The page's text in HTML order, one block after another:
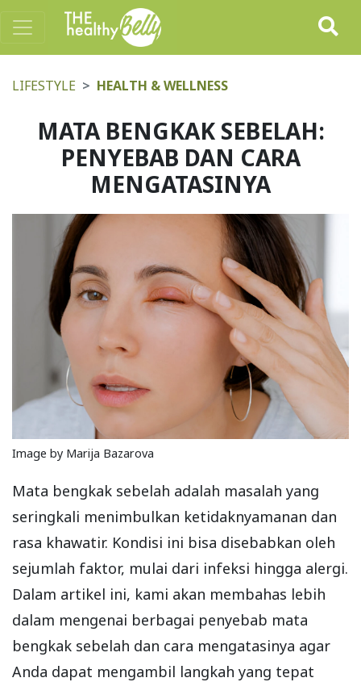
LIFESTYLE HEALTH & WELLNESS
MATA BENGKAK SEBELAH:
PENYEBAB DAN CARA
MENGATASINYA
Image by Marija Bazarova
Mata bengkak sebelah adalah masalah yang
seringkali menimbulkan ketidaknyamanan dan
rasa khawatir. Kondisi ini bisa disebabkan oleh
sejumlah faktor, mulai dari infeksi hingga alergi.
Dalam artikel ini, kami akan membahas lebih
dalam mengenai berbagai penyebab mata
bengkak sebelah dan cara mengatasinya agar
Anda dapat mengambil langkah yang tepat